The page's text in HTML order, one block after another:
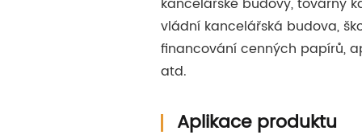
vládní kancelářská budova,
financování cenných papírů,
atd.
Aplikace produktu